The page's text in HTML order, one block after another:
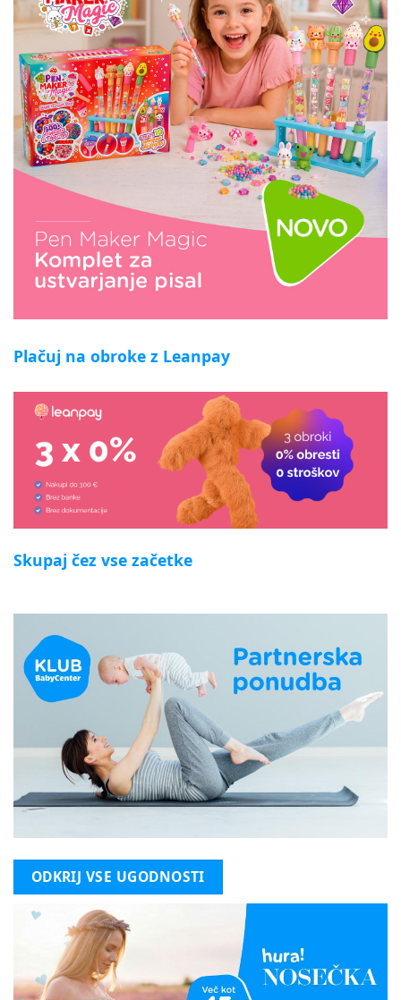
Plačuj na obroke z Leanpay
Skupaj čez vse začetke
ODKRIJ VSE UGODNOSTI